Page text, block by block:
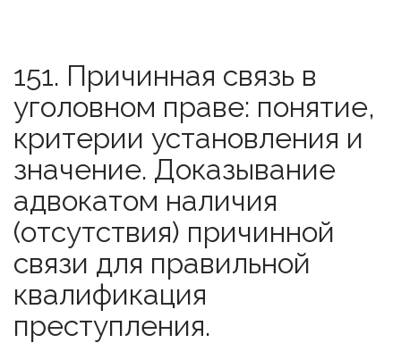
151. Причинная связь в
уголовном праве: понятие,
критерии установления и
значение. Доказывание
адвокатом наличия
(отсутствия) причинной
связи для правильной
квалификация
преступления.